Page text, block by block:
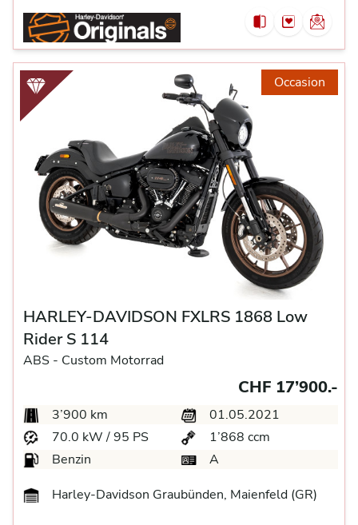
Occasion
HARLEY-DAVIDSON FXLRS 1868 Low
Rider S 114
ABS - Custom Motorrad
CHF 17’900.-
3’900 km
01.05.2021
70.0 kW / 95 PS
1’868 ccm
Benzin
A
Harley-Davidson Graubünden, Maienfeld (GR)